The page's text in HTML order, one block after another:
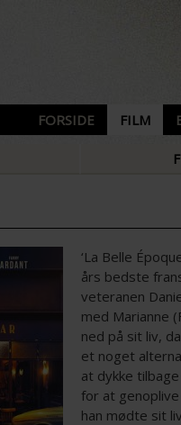
FORSIDE FILM
‘La Belle
års bedste
veteranen
med Marianne
ned på sit liv,
et noget
at dykke
for at
han mødte sit